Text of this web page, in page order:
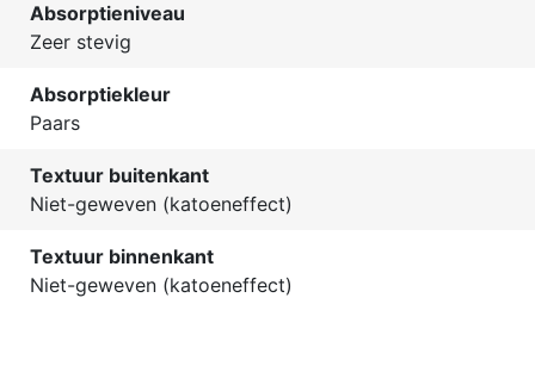
Absorptieniveau
Zeer stevig
Absorptiekleur
Paars
Textuur buitenkant
Niet-geweven (katoeneffect)
Textuur binnenkant
Niet-geweven (katoeneffect)